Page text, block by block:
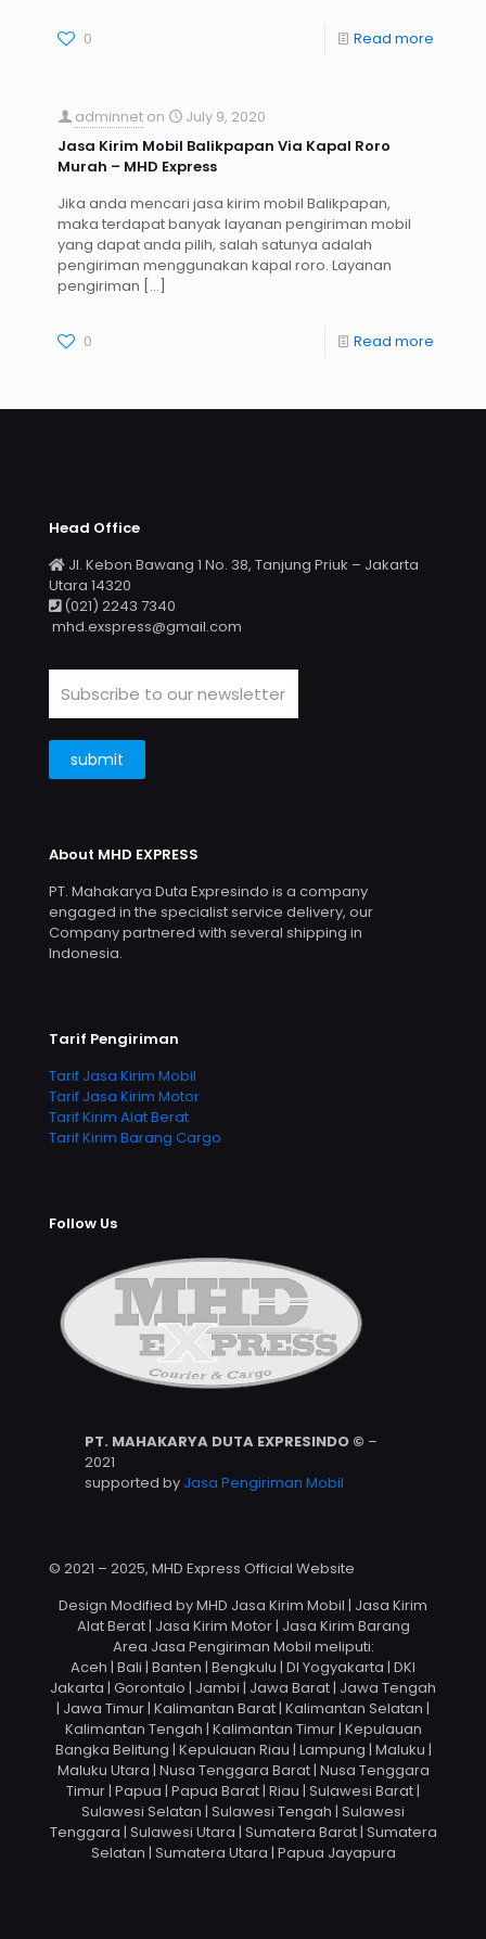
0 Read more
adminnet on
July 9, 2020
Jasa Kirim Mobil Balikpapan Via Kapal Roro
Murah – MHD Express
Jika anda mencari jasa kirim mobil Balikpapan,
maka terdapat banyak layanan pengiriman mobil
yang dapat anda pilih, salah satunya adalah
pengiriman menggunakan kapal roro. Layanan
pengiriman […]
0 Read more
Head Office
Jl. Kebon Bawang 1 No. 38, Tanjung Priuk – Jakarta
Utara 14320
(021) 2243 7340
mhd.exspress@gmail.com
About MHD EXPRESS
PT. Mahakarya Duta Expresindo is a company
engaged in the specialist service delivery, our
Company partnered with several shipping in
Indonesia.
Tarif Pengiriman
Tarif Jasa Kirim Mobil
Tarif Jasa Kirim Motor
Tarif Kirim Alat Berat
Tarif Kirim Barang Cargo
Follow Us
PT. MAHAKARYA DUTA EXPRESINDO © –
2021
supported by Jasa Pengiriman Mobil
© 2021 – 2025, MHD Express Official Website
Design Modified by MHD Jasa Kirim Mobil | Jasa Kirim
Alat Berat | Jasa Kirim Motor | Jasa Kirim Barang
Area Jasa Pengiriman Mobil meliputi:
Aceh | Bali | Banten | Bengkulu | DI Yogyakarta | DKI
Jakarta | Gorontalo | Jambi | Jawa Barat | Jawa Tengah
| Jawa Timur | Kalimantan Barat | Kalimantan Selatan |
Kalimantan Tengah | Kalimantan Timur | Kepulauan
Bangka Belitung | Kepulauan Riau | Lampung | Maluku |
Maluku Utara | Nusa Tenggara Barat | Nusa Tenggara
Timur | Papua | Papua Barat | Riau | Sulawesi Barat |
Sulawesi Selatan | Sulawesi Tengah | Sulawesi
Tenggara | Sulawesi Utara | Sumatera Barat | Sumatera
Selatan | Sumatera Utara | Papua Jayapura